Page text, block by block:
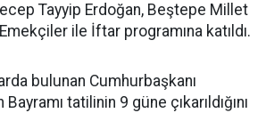
Tayyip Erdoğan, Beştepe Millet
ile İftar programına katıldı.
bulunan Cumhurbaşkanı
tatilinin 9 güne çıkarıldığını